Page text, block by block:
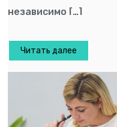
независимо […]
Читать далее